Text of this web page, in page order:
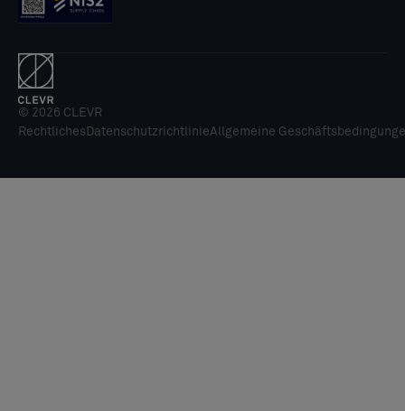
© 2026 CLEVR
Rechtliches DatenschutzrichtlinieAllgemeine